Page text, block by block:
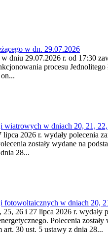
w dn. 29.07.2026
29.07.2026 r. od 17:30
procesu
wiatrowych w dniach 20, 21,
2026 r. wydały polecenia
zostały wydane na
28...
w dniach 20,
26 i 27 lipca 2026 r.
Polecenia
30 ust. 5 ustawy z dnia 28...